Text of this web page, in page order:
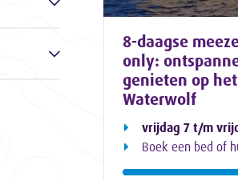
8-daagse
only:
genieten op
Waterwolf
vrijdag 7 t/m
Boek een bed of